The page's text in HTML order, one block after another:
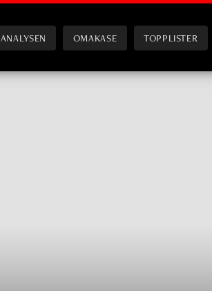
ANALYSEN OMAKASE TOPPLISTER